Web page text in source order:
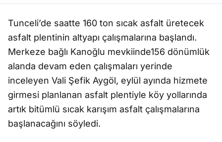
Tunceli’de saatte 160 ton sıcak asfalt üretecek
asfalt plentinin altyapı çalışmalarına başlandı.
Merkeze bağlı Kanoğlu mevkiinde156 dönümlük
alanda devam eden çalışmaları yerinde
inceleyen Vali Şefik Aygöl, eylül ayında hizmete
girmesi planlanan asfalt plentiyle köy yollarında
artık bitümlü sıcak karışım asfalt çalışmalarına
başlanacağını söyledi.